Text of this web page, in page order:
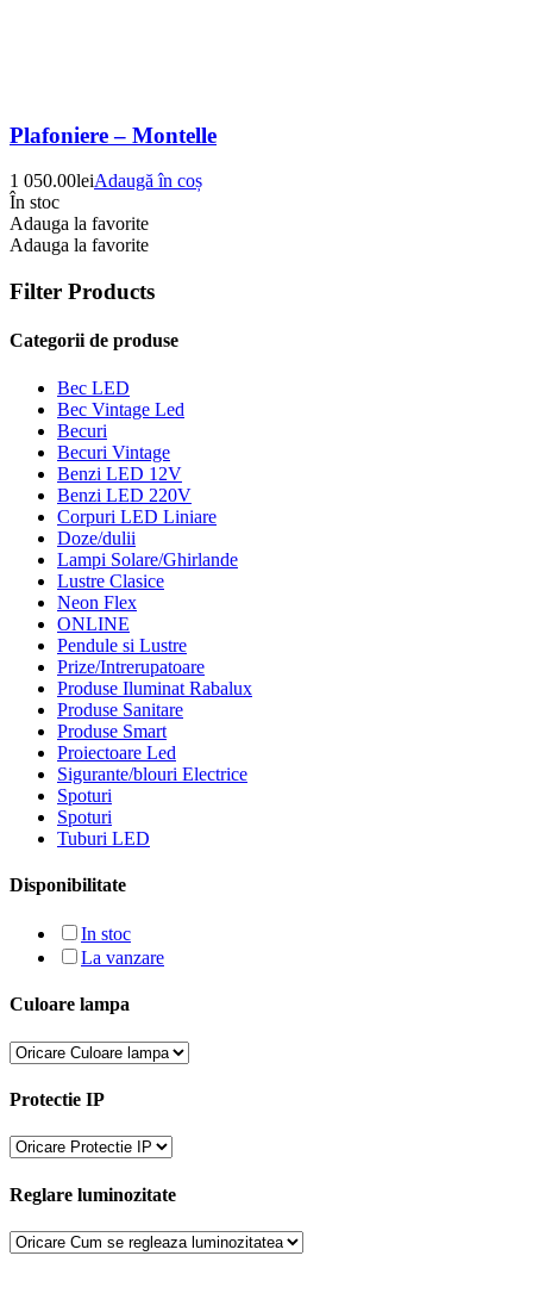
Plafoniere – Montelle
1 050.00leiAdaugă în coș
În stoc
Adauga la favorite
Adauga la favorite
Filter Products
Categorii de produse
Bec LED
Bec Vintage Led
Becuri
Becuri Vintage
Benzi LED 12V
Benzi LED 220V
Corpuri LED Liniare
Doze/dulii
Lampi Solare/Ghirlande
Lustre Clasice
Neon Flex
ONLINE
Pendule si Lustre
Prize/Intrerupatoare
Produse Iluminat Rabalux
Produse Sanitare
Produse Smart
Proiectoare Led
Sigurante/blouri Electrice
Spoturi
Spoturi
Tuburi LED
Disponibilitate
In stoc
La vanzare
Culoare lampa
Protectie IP
Reglare luminozitate